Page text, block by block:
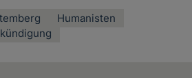
Humanisten